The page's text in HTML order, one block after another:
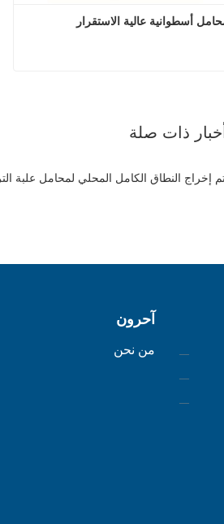
أسطوانية عالية الاستقرار
أخبار ذات صلة
آحرون
من نحن